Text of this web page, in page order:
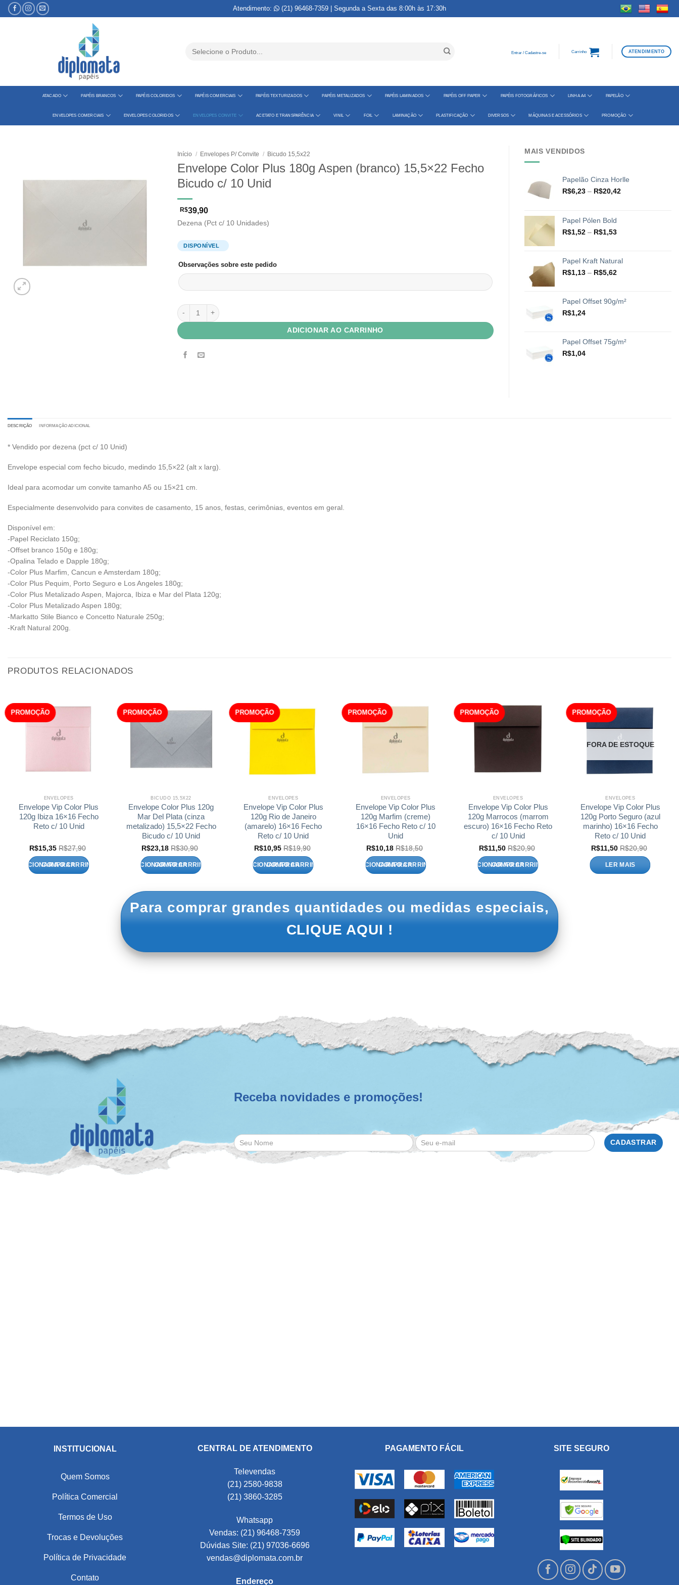
Skip
to
Atendimento: (21) 96468-7359 | Segunda a Sexta das 8:00h às 17:30h
por:
Entrar / Cadastre-se Carrinho ATENDIMENTO
ATACADO PAPÉIS BRANCOS PAPÉIS COLORIDOS PAPÉIS COMERCIAIS PAPÉIS TEXTURIZADOS PAPÉIS METALIZADOS PAPÉIS LAMINADOS PAPÉIS OFF PAPER PAPÉIS FOTOGRÁFICOS LINHA A4 PAPELÃO
ENVELOPES COMERCIAIS ENVELOPES COLORIDOS ENVELOPES CONVITE ACETATO E TRANSPARÊNCIA VINIL FOIL LAMINAÇÃO PLASTIFICAÇÃO DIVERSOS MÁQUINAS E ACESSÓRIOS PROMOÇÃO
Início / Envelopes P/ Convite / Bicudo 15,5x22
Envelope Color Plus 180g Aspen (branco) 15,5×22 Fecho
Bicudo c/ 10 Unid
R$39,90
Dezena (Pct c/ 10 Unidades)
Observações sobre este pedido
Envelope Color Plus 180g Aspen (branco) 15,5x22 Fecho Bicudo c/ 10 Unid quantidade
ADICIONAR AO CARRINHO
MAIS VENDIDOS
Papelão Cinza Horlle
R$6,23 – R$20,42
Papel Pólen Bold
R$1,52 – R$1,53Faixa
R$1,52
R$1,53
Papel Kraft Natural
R$1,13 – R$5,62
R$1,13
Papel Offset 90g/m²
R$1,24
Papel Offset 75g/m²
R$1,04
DESCRIÇÃO INFORMAÇÃO ADICIONAL
* Vendido por dezena (pct c/ 10 Unid)
Envelope especial com fecho bicudo, medindo 15,5×22 (alt x larg).
Ideal para acomodar um convite tamanho A5 ou 15×21 cm.
Especialmente desenvolvido para convites de casamento, 15 anos, festas, cerimônias, eventos em geral.
Disponível em:
-Papel Reciclato 150g;
-Offset branco 150g e 180g;
-Opalina Telado e Dapple 180g;
-Color Plus Marfim, Cancun e Amsterdam 180g;
-Color Plus Pequim, Porto Seguro e Los Angeles 180g;
-Color Plus Metalizado Aspen, Majorca, Ibiza e Mar del Plata 120g;
-Color Plus Metalizado Aspen 180g;
-Markatto Stile Bianco e Concetto Naturale 250g;
-Kraft Natural 200g.
PRODUTOS RELACIONADOS
PROMOÇÃO
ENVELOPES
Envelope Vip Color Plus
120g Ibiza 16×16 Fecho
Reto c/ 10 Unid
R$15,35 R$27,90
ADICIONAR AO CARRINHO
PROMOÇÃO
BICUDO 15,5X22
Envelope Color Plus 120g
Mar Del Plata (cinza
metalizado) 15,5×22 Fecho
Bicudo c/ 10 Unid
R$23,18 R$30,90
ADICIONAR AO CARRINHO
PROMOÇÃO
ENVELOPES
Envelope Vip Color Plus
120g Rio de Janeiro
(amarelo) 16×16 Fecho
Reto c/ 10 Unid
R$10,95 R$19,90
ADICIONAR AO CARRINHO
PROMOÇÃO
ENVELOPES
Envelope Vip Color Plus
120g Marfim (creme)
16×16 Fecho Reto c/ 10
Unid
R$10,18 R$18,50
ADICIONAR AO CARRINHO
PROMOÇÃO
ENVELOPES
Envelope Vip Color Plus
120g Marrocos (marrom
escuro) 16×16 Fecho Reto
c/ 10 Unid
R$11,50 R$20,90
ADICIONAR AO CARRINHO
PROMOÇÃO
FORA DE ESTOQUE
ENVELOPES
Envelope Vip Color Plus
120g Porto Seguro (azul
marinho) 16×16 Fecho
Reto c/ 10 Unid
R$11,50 R$20,90
LER MAIS
Para comprar grandes quantidades ou medidas especiais,
CLIQUE AQUI !
Receba novidades e promoções!
INSTITUCIONAL
Quem Somos
Política Comercial
Termos de Uso
Trocas e Devoluções
Política de Privacidade
Contato
CENTRAL DE ATENDIMENTO
Televendas
(21) 2580-9838
(21) 3860-3285
Whatsapp
Vendas: (21) 96468-7359
Dúvidas Site: (21) 97036-6696
vendas@diplomata.com.br
Endereço
PAGAMENTO FÁCIL SITE SEGURO